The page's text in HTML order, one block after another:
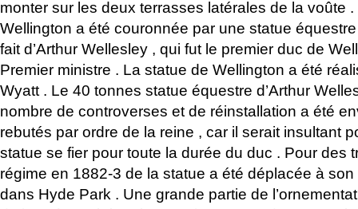
monter sur les deux terrasses latérales de la voûte .
Wellington a été couronnée par une statue
fait d’Arthur Wellesley , qui fut le premier duc de
Premier ministre . La statue de Wellington a été
Wyatt . Le 40 tonnes statue équestre d’Arthur
nombre de controverses et de réinstallation a été
rebutés par ordre de la reine , car il serait insultant
statue se fier pour toute la durée du duc . Pour des
régime en 1882-3 de la statue a été déplacée à
dans Hyde Park . Une grande partie de